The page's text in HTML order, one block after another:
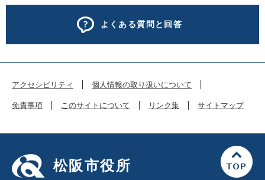
よくある質問と回答
アクセシビリティ 個人情報の取り扱いについて
免責事項 このサイトについて リンク集 サイトマップ
松阪市役所